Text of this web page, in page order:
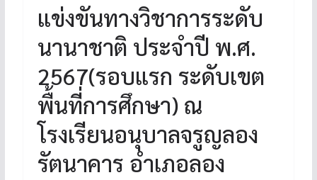
แข่งขันทางวิชาการระดับ
นานาชาติ ประจำปี พ.ศ.
2567(รอบแรก ระดับเขต
พื้นที่การศึกษา) ณ
โรงเรียนอนุบาลจรูญลอง
รัตนาคาร อำเภอลอง